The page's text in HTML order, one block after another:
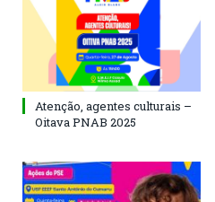
Atenção, agentes culturais –
Oitava PNAB 2025